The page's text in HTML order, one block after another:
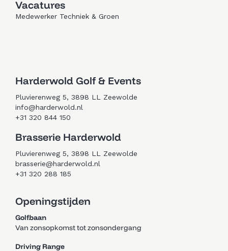
Vacatures
Medewerker Techniek & Groen
Harderwold Golf & Events
Pluvierenweg 5, 3898 LL Zeewolde
info@harderwold.nl
+31 320 844 150
Brasserie Harderwold
Pluvierenweg 5, 3898 LL Zeewolde
brasserie@harderwold.nl
+31 320 288 185
Openingstijden
Golfbaan
Van zonsopkomst tot zonsondergang
Driving Range